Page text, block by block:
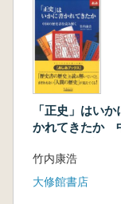
「正史」はいか
かれてきたか
竹内康浩
大修館書店